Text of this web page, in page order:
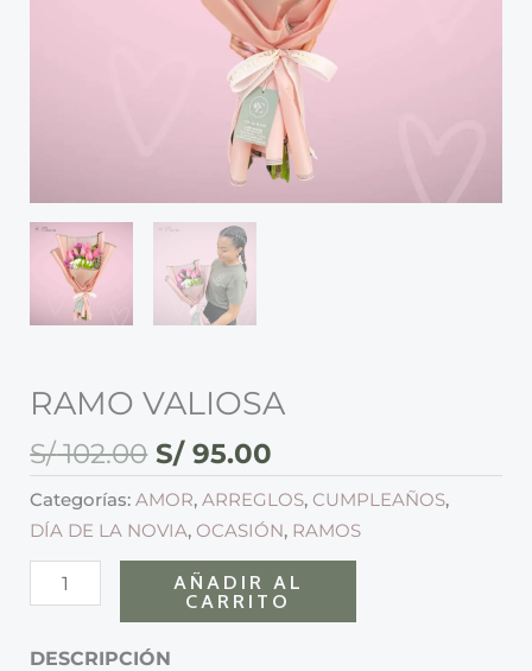
RAMO VALIOSA
S/102.00 S/95.00
Categorías:AMOR,ARREGLOS, CUMPLEAÑOS,
DÍA DE LA NOVIA, OCASIÓN, RAMOS
AÑADIR AL
CARRITO
DESCRIPCIÓN